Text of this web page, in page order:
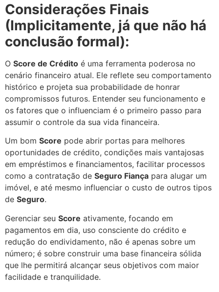
Considerações Finais
(Implicitamente, já que não há
conclusão formal):
O Score de Crédito é uma ferramenta poderosa no
cenário financeiro atual. Ele reflete seu comportamento
histórico e projeta sua probabilidade de honrar
compromissos futuros. Entender seu funcionamento e
os fatores que o influenciam é o primeiro passo para
assumir o controle da sua vida financeira.
Um bom Score pode abrir portas para melhores
oportunidades de crédito, condições mais vantajosas
em empréstimos e financiamentos, facilitar processos
como a contratação de Seguro Fiança para alugar um
imóvel, e até mesmo influenciar o custo de outros tipos
de Seguro.
Gerenciar seu Score ativamente, focando em
pagamentos em dia, uso consciente do crédito e
redução do endividamento, não é apenas sobre um
número; é sobre construir uma base financeira sólida
que lhe permitirá alcançar seus objetivos com maior
facilidade e tranquilidade.